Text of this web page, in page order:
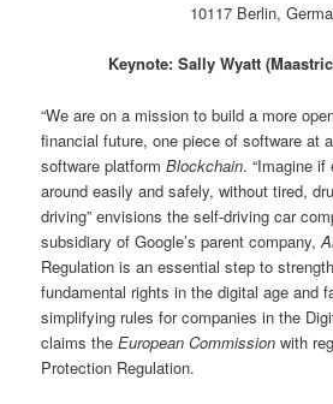
10117 Berlin,
Keynote: Sally Wyatt
“We are on a mission to build a more
financial future, one piece of software at
software platformBlockchain. “Imagine
around easily and safely, without tired,
driving” envisions the self-driving car
subsidiary of Google’s parent company,
Regulation is an essential step to
fundamental rights in the digital age and
simplifying rules for companies in the
claims theEuropean Commission with
Protection Regulation.